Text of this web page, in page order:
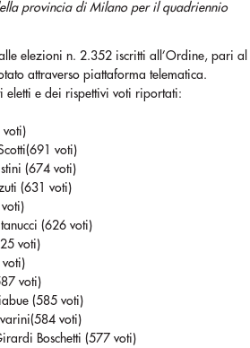
provincia di Milano per il quadriennio
elezioni n. 2.352 iscritti all’Ordine, pari
attraverso piattaforma telematica.
eletti e dei rispettivi voti riportati:
voti)
voti)
(674 voti)
(631 voti)
(626 voti)
voti)
voti)
(585 voti)
voti)
Boschetti (577 voti)